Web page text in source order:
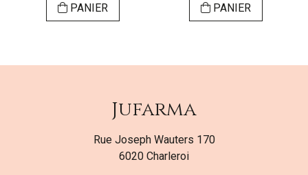
PANIER PANIER
Jufarma
Rue Joseph Wauters 170
6020 Charleroi